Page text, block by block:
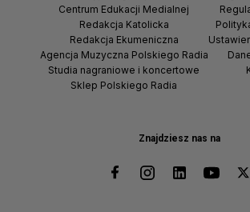
Znajdziesz nas na
Centrum Edukacji Medialnej
Redakcja Katolicka
Redakcja Ekumeniczna
Agencja Muzyczna Polskiego Radia
Studia nagraniowe i koncertowe
Sklep Polskiego Radia